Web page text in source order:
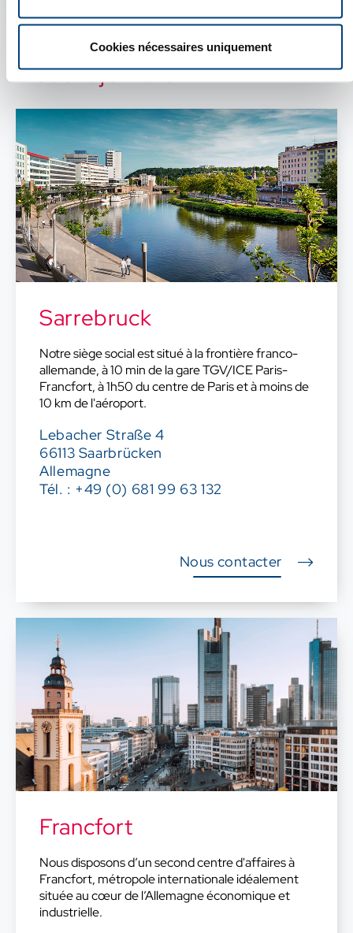
Cookies nécessaires uniquement
Nous rejoindre
Sarrebruck
Notre siège social est situé à la frontière franco-
allemande, à 10 min de la gare TGV/ICE Paris-
Francfort, à 1h50 du centre de Paris et à moins de
10 km de l'aéroport.
Lebacher Straße 4
66113 Saarbrücken
Allemagne
Tél. : +49 (0) 681 99 63 132
Nous contacter
Francfort
Nous disposons d’un second centre d'affaires à
Francfort, métropole internationale idéalement
située au cœur de l’Allemagne économique et
industrielle.